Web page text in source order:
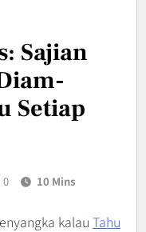
Sajian
Setiap
0 10 Mins
kalau Tahu